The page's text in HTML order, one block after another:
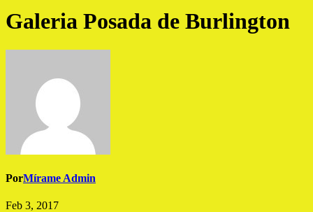
Galeria Posada de Burlington
PorMírame Admin
Feb 3, 2017